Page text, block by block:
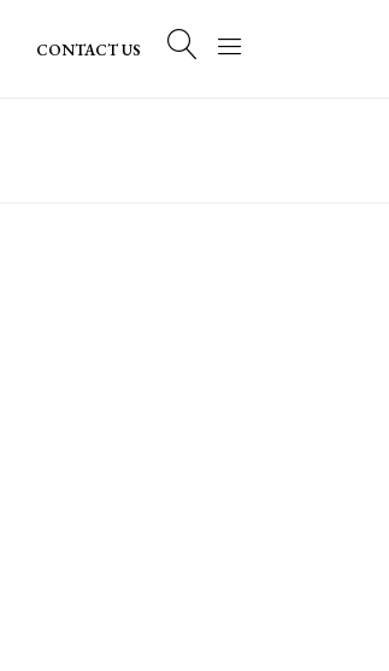
CONTACT US